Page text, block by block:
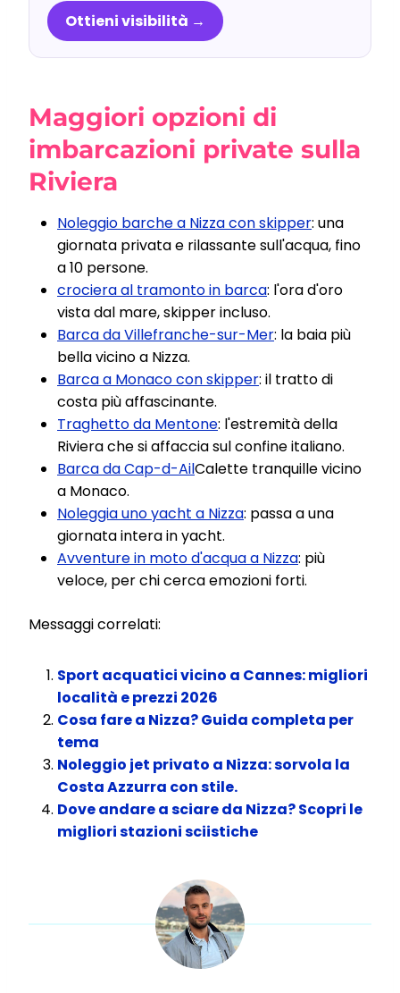
Ottieni visibilità →
Maggiori opzioni di
imbarcazioni private sulla
Riviera
Noleggio barche a Nizza con skipper: una
giornata privata e rilassante sull'acqua, fino
a 10 persone.
crociera al tramonto in barca: l'ora d'oro
vista dal mare, skipper incluso.
Barca da Villefranche-sur-Mer: la baia più
bella vicino a Nizza.
Barca a Monaco con skipper: il tratto di
costa più affascinante.
Traghetto da Mentone: l'estremità della
Riviera che si affaccia sul confine italiano.
Barca da Cap-d-AilCalette tranquille vicino
a Monaco.
Noleggia uno yacht a Nizza: passa a una
giornata intera in yacht.
Avventure in moto d'acqua a Nizza: più
veloce, per chi cerca emozioni forti.
Messaggi correlati:
Sport acquatici vicino a Cannes: migliori
località e prezzi 2026
Cosa fare a Nizza? Guida completa per
tema
Noleggio jet privato a Nizza: sorvola la
Costa Azzurra con stile.
Dove andare a sciare da Nizza? Scopri le
migliori stazioni sciistiche